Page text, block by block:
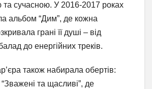
та сучасною. У 2016-2017 роках
альбом “Дим”, де кожна
грані її душі – від
до енергійних треків.
також набирала обертів:
та щасливі”, де